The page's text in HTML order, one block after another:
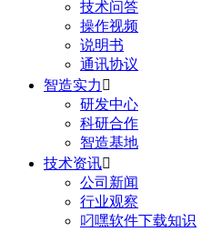
技术问答
操作视频
说明书
通讯协议
智造实力 
研发中心
科研合作
智造基地
技术资讯
公司新闻
行业观察
叼嘿软件下载知识